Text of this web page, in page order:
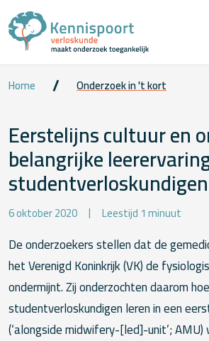
Home Onderzoek in 't kort
Eerstelijns cultuur en
belangrijke
studentverloskundigen
6 oktober 2020 Leestijd 1 minuut
De onderzoekers stellen dat de
het Verenigd Koninkrijk (VK) de
ondermijnt. Zij onderzochten daarom hoe
studentverloskundigen leren in een
(‘alongside midwifery-[led]-unit’; AMU)